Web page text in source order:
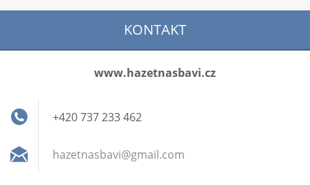
KONTAKT
www.hazetnasbavi.cz
+420 737 233 462
hazetnasbavi@gmail.com